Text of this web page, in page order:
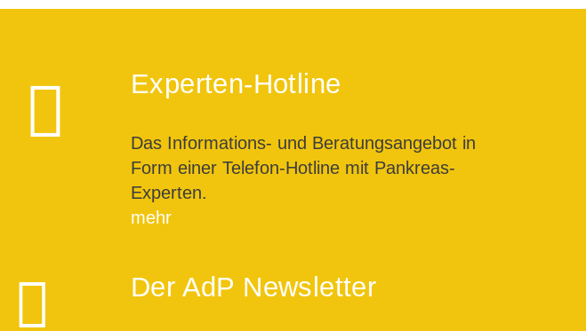
Experten-Hotline
Das Informations- und Beratungsangebot in
Form einer Telefon-Hotline mit Pankreas-
Experten.
mehr
Der AdP Newsletter